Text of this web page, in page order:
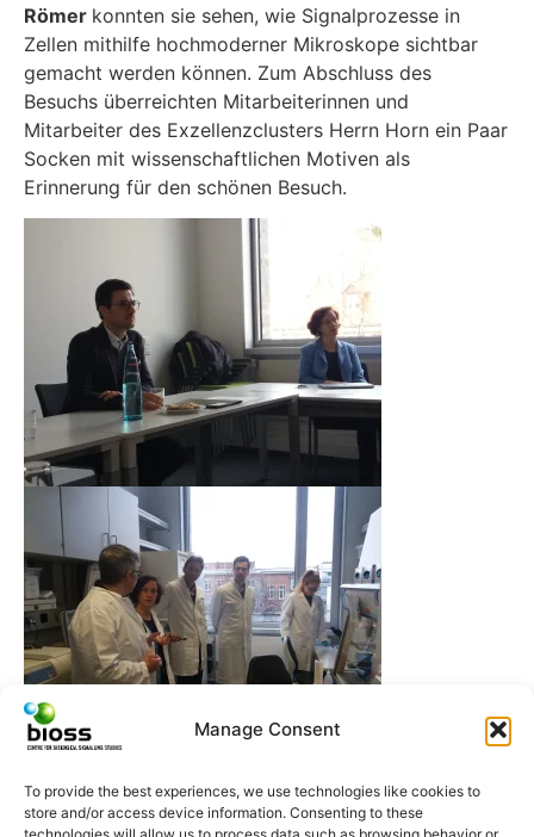
Manage Consent
To provide the best experiences, we use technologies like cookies to
store and/or access device information. Consenting to these
Römer konnten sie sehen, wie Signalprozesse in
Zellen mithilfe hochmoderner Mikroskope sichtbar
gemacht werden können. Zum Abschluss des
Besuchs überreichten Mitarbeiterinnen und
Mitarbeiter des Exzellenzclusters Herrn Horn ein Paar
Socken mit wissenschaftlichen Motiven als
Erinnerung für den schönen Besuch.